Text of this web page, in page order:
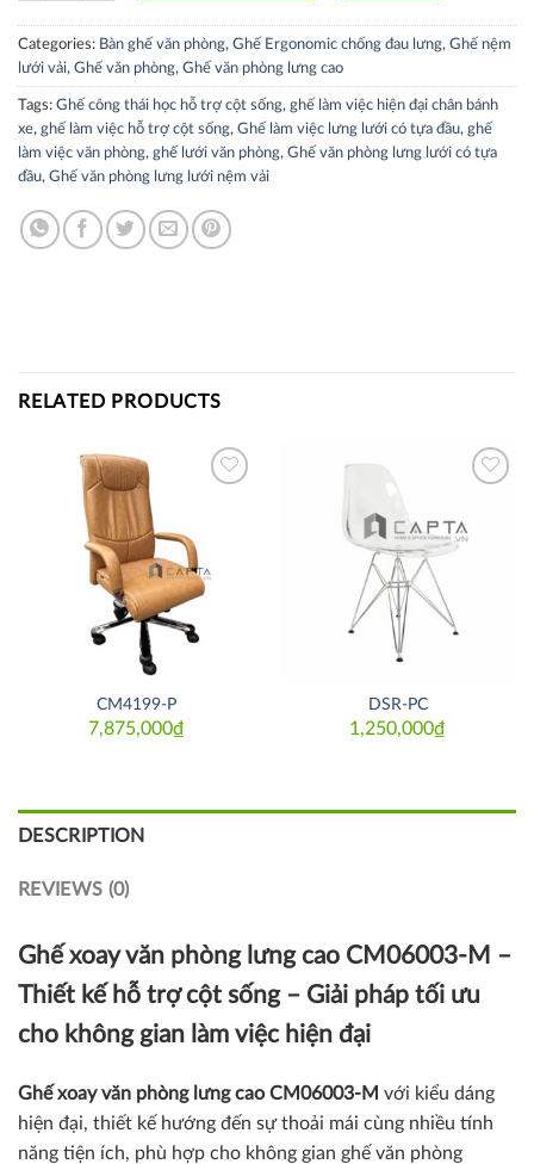
Categories: Bàn ghế văn phòng, Ghế Ergonomic chống đau lưng, Ghế nệm
lưới vải, Ghế văn phòng, Ghế văn phòng lưng cao
Tags: Ghế công thái học hỗ trợ cột sống, ghế làm việc hiện đại chân bánh
xe, ghế làm việc hỗ trợ cột sống, Ghế làm việc lưng lưới có tựa đầu, ghế
làm việc văn phòng, ghế lưới văn phòng, Ghế văn phòng lưng lưới có tựa
đầu, Ghế văn phòng lưng lưới nệm vải
RELATED PRODUCTS
CM4199-P
7,875,000₫
DSR-PC
1,250,000₫
DESCRIPTION
REVIEWS (0)
Ghế xoay văn phòng lưng cao CM06003-M –
Thiết kế hỗ trợ cột sống – Giải pháp tối ưu
cho không gian làm việc hiện đại
Ghế xoay văn phòng lưng cao CM06003-M với kiểu dáng
hiện đại, thiết kế hướng đến sự thoải mái cùng nhiều tính
năng tiện ích, phù hợp cho không gian ghế văn phòng